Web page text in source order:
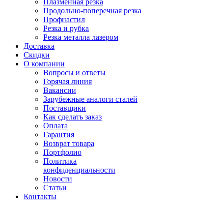
Плазменная резка
Продольно-поперечная резка
Профнастил
Резка и рубка
Резка металла лазером
Доставка
Скидки
О компании
Вопросы и ответы
Горячая линия
Вакансии
Зарубежные аналоги сталей
Поставщики
Как сделать заказ
Оплата
Гарантия
Возврат товара
Портфолио
Политика
конфиденциальности
Новости
Статьи
Контакты